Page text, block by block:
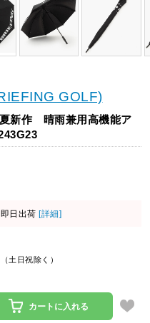
GOLF)
新作 晴雨兼用高機能ア
日出荷 [詳細]
土日祝除く）
カートに入れる